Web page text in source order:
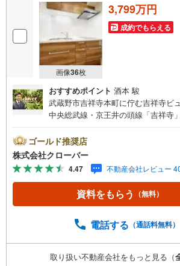
画像36枚
3,799万円
成約でもらえる
おすすめポイント 酒本 駿
武蔵野市吉祥寺本町に佇む吉祥寺ビ
中央総武線・京王井の頭線「吉祥寺
施設をはじめ、買い物施設、飲食店
造5階建て、総戸数49戸、新耐震基準
ートロック設置済みでセキュリティ
コミュニティーが担当。お部屋は3階
ーム実施で設備も充実。■今すぐ見
買う方が得なの？■分からない事、
いつでも調整可能。ご指定の場所に
ンのご相談 ○買換えのご相談 ○ご
弊社買取も行っております！
ゴールド推奨店
株式会社クローバー
4.47 不動産会社レビュー
資料をもらう （無料）
電話する （通話料無料）
取り扱い不動産会社をもっと見る（